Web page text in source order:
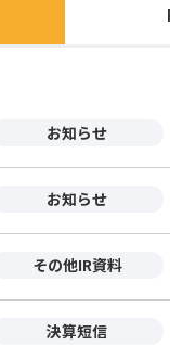
お知らせ
お知らせ
その他IR資料
決算短信